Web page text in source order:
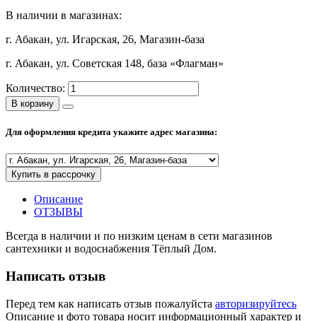
Новости и Акции
Оплата и доставка
Адреса Сервис-центров
Условия возврата товара
В наличии в магазинах:
г. Абакан, ул. Игарская, 26, Магазин-база
г. Абакан, ул. Советская 148, база «Флагман»
Количество:
В корзину
Для оформления кредита укажите адрес магазина:
Купить в рассрочку
Описание
ОТЗЫВЫ
Всегда в наличии и по низким ценам в сети магазинов
сантехники и водоснабжения Тёплый Дом.
Написать отзыв
Перед тем как написать отзыв пожалуйста авторизируйтесь
Описание и фото товара носит информационный характер и